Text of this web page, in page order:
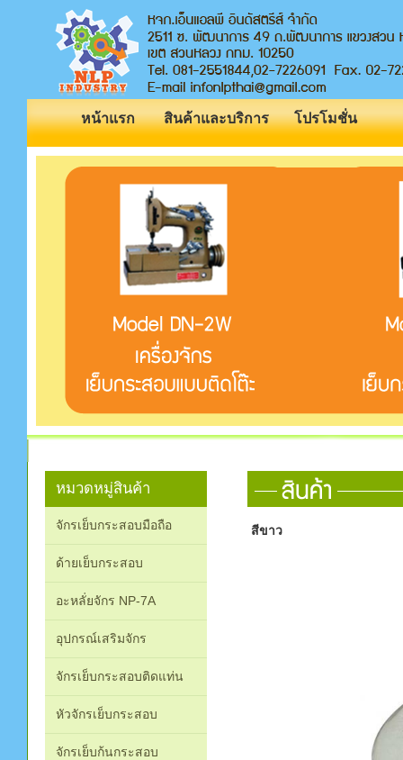
หน้าแรก สินค้าและบริการ โปรโมชั่น
หมวดหมู่สินค้า
จักรเย็บกระสอบมือถือ
ด้ายเย็บกระสอบ
อะหลั่ยจักร NP-7A
อุปกรณ์เสริมจักร
จักรเย็บกระสอบติดแท่น
หัวจักรเย็บกระสอบ
จักรเย็บก้นกระสอบ
สีขาว